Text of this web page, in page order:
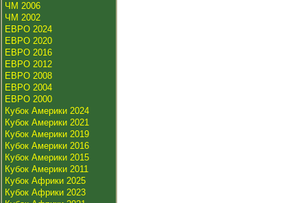
ЧМ 2006
ЧМ 2002
ЕВРО 2024
ЕВРО 2020
ЕВРО 2016
ЕВРО 2012
ЕВРО 2008
ЕВРО 2004
ЕВРО 2000
Кубок Америки 2024
Кубок Америки 2021
Кубок Америки 2019
Кубок Америки 2016
Кубок Америки 2015
Кубок Америки 2011
Кубок Африки 2025
Кубок Африки 2023